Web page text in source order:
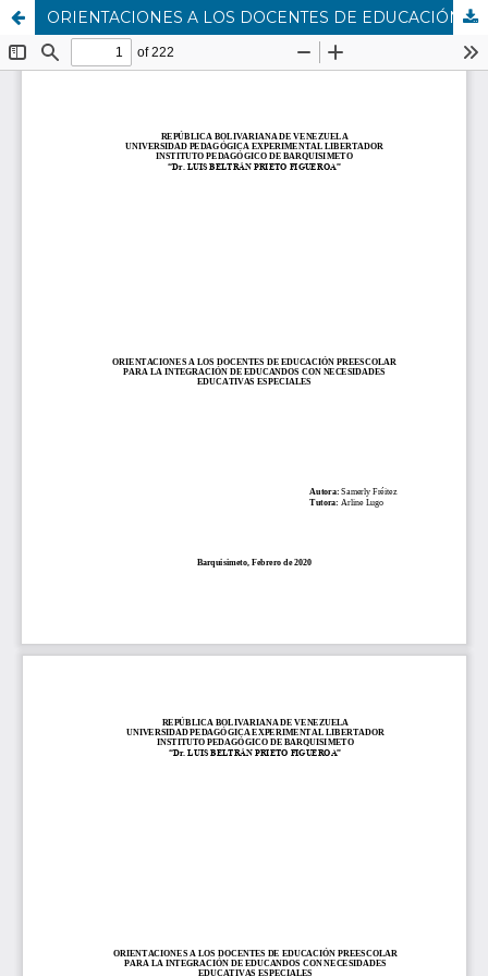
ORIENTACIONES A LOS DOCENTES DE EDUCACIÓN PREESCOLAR PARA LA INTEGRACIÓN DE EDUCANDOS CON NECESIDADES EDUCATIVAS ESPECIALES